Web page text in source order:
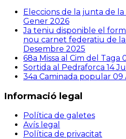
Eleccions de la junta de
Gener 2026
Ja teniu disponible el
nou carnet federatiu de la
Desembre 2025
68a Missa al Cim del Taga
Sortida al Pedraforca 14
34a Caminada popular 09
Informació legal
Política de galetes
Avís legal
Política de privacitat